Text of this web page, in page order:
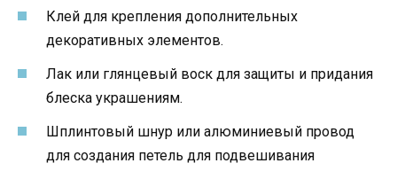
Клей для крепления дополнительных
декоративных элементов.
Лак или глянцевый воск для защиты и придания
блеска украшениям.
Шплинтовый шнур или алюминиевый провод
для создания петель для подвешивания